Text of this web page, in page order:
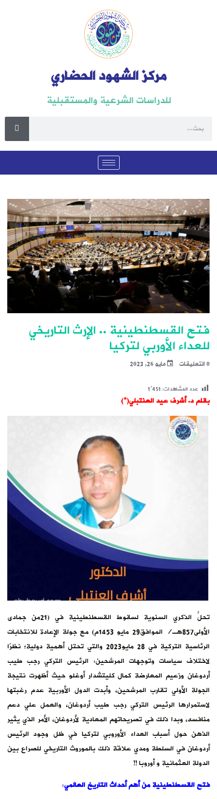
مركز الشهود الحضاري
للدراسات الشرعية والمستقبلية
فتح القسطنطينية .. الإرث التاريخي
للعداء الأوربي لتركيا
0 التعليقات مايو 26, 2023
عدد المشاهدات:1٬451
بقلم د. أشرف عيد العنتبلي(*)
تحلُّ الذكري السنوية لسقوط القسطنطينية في (21من جمادى
الأولى857هـ/ الموافق29 مايو 1453م) مع جولة الإعادة للانتخابات
الرئاسية التركية في 28 مايو2023 والتي تحتل أهمية دولية؛ نظرًا
لاختلاف سياسات وتوجهات المرشحين: الرئيس التركي رجب طيب
أردوغان وزعيم المعارضة كمال كليتشدار أوغلو حيث أظهرت نتيجة
الجولة الأولي تقارب المرشحين، وأبدت الدول الأوربية عدم رغبتها
لاستمرارها الرئيس التركي رجب طيب أردوغان، والعمل علي دعم
منافسه، وبدا ذلك في تصريحاتهم المعادية لأردوغان، الأمر الذي يثير
الذهن حول أسباب العداء الأوروبي لتركيا في ظل وجود الرئيس
أردوغان في السلطة ومدي علاقة ذلك بالموروث التاريخي للصراع بين
الدولة العثمانية و أوروبا !!
فتح القسطنطينية منأهم أحداثالتاريخ العالمي: